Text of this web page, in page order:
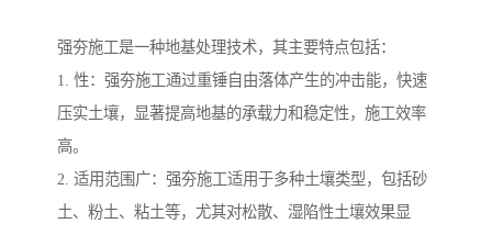
强夯施工是一种地基处理技术，其主要特点包括：
1. 性：强夯施工通过重锤自由落体产生的冲击能，快速
压实土壤，显著提高地基的承载力和稳定性，施工效率
高。
2. 适用范围广：强夯施工适用于多种土壤类型，包括砂
土、粉土、粘土等，尤其对松散、湿陷性土壤效果显